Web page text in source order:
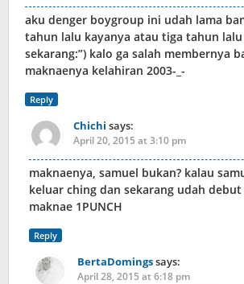
aku denger boygroup ini udah lama
tahun lalu kayanya atau tiga tahun
sekarang:”) kalo ga salah membernya
maknaenya kelahiran 2003-_-
Reply
Chichi says:
April 20, 2015 at 3:10 pm
maknaenya, samuel bukan? kalau
keluar ching dan sekarang udah
maknae 1PUNCH
Reply
BertaDomingssays:
April 28, 2015 at 6:18 pm